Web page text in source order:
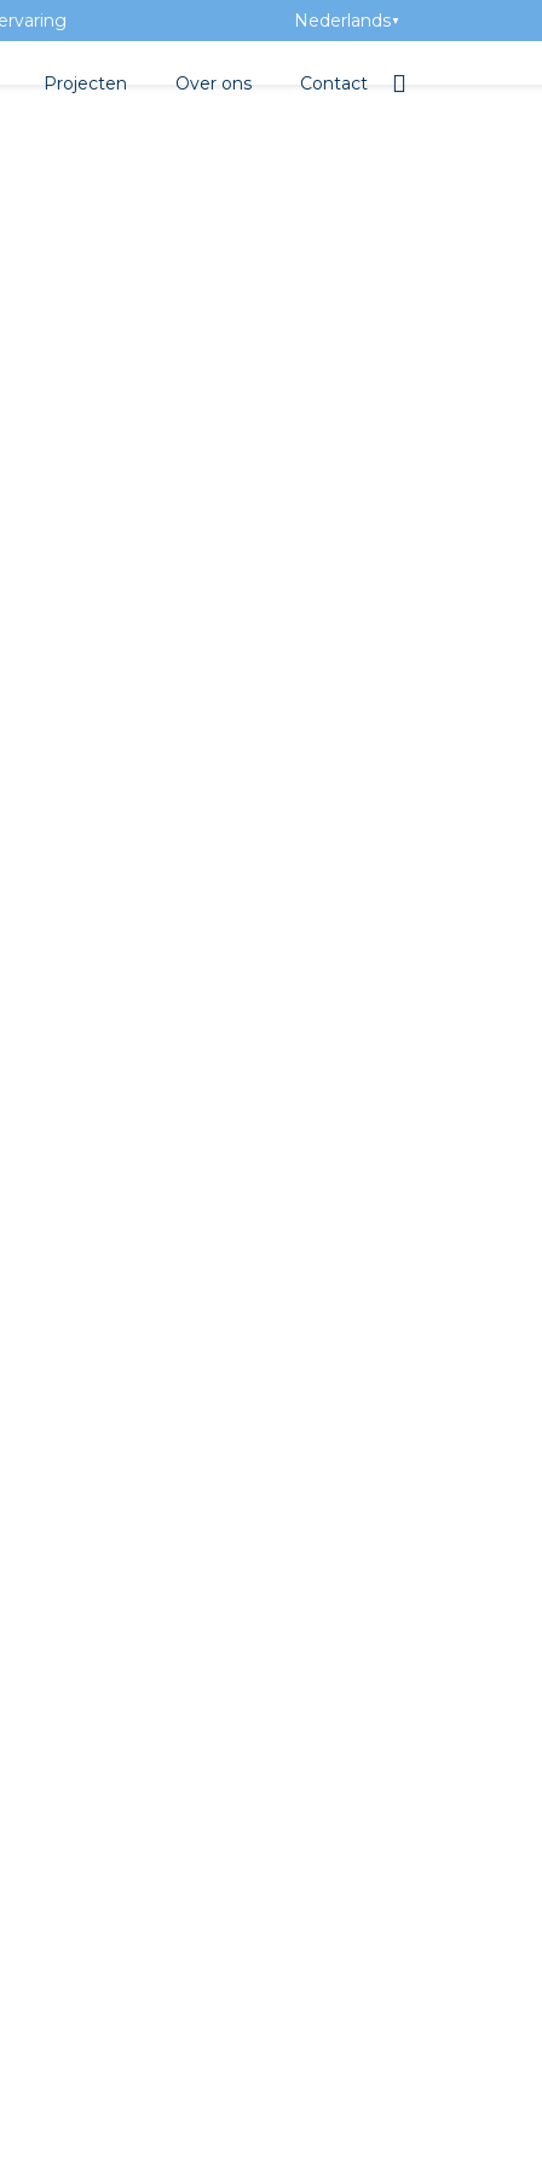
Nederlands ▼
Projecten Over ons Contact